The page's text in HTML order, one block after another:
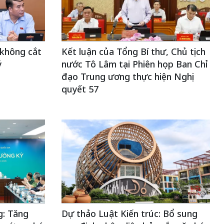
cắt
Kết luận của Tổng Bí thư, Chủ tịch
nước Tô Lâm tại Phiên họp Ban Chỉ
đạo Trung ương thực hiện Nghị
quyết 57
Tăng
Dự thảo Luật Kiến trúc: Bổ sung